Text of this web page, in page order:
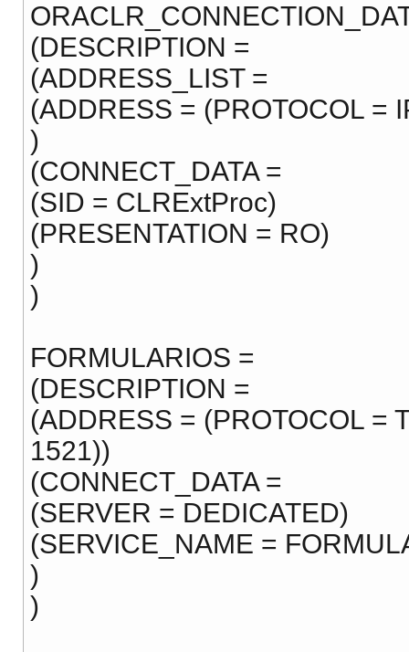
(DESCRIPTION =
(ADDRESS_LIST =
(ADDRESS = (PROTOCOL =
)
(CONNECT_DATA =
(SID = CLRExtProc)
(PRESENTATION = RO)
)
)
FORMULARIOS =
(DESCRIPTION =
(ADDRESS = (PROTOCOL =
1521))
(CONNECT_DATA =
(SERVER = DEDICATED)
(SERVICE_NAME =
)
)